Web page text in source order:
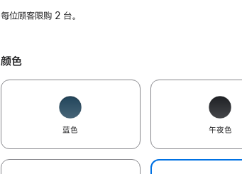
每位顾客限购 2 台。
颜色
蓝色 午夜色